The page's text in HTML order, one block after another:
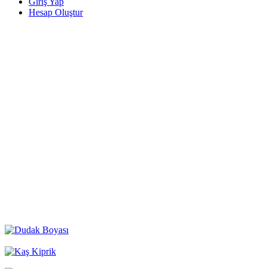
Hesap Oluştur